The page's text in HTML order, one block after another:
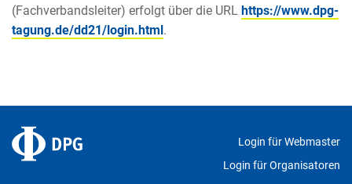
(Fachverbandsleiter) erfolgt über die URL https://www.dpg-
tagung.de/dd21/login.html .
Login für Webmaster
Login für Organisatoren